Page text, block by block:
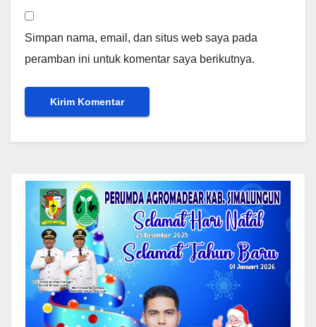
Simpan nama, email, dan situs web saya pada
peramban ini untuk komentar saya berikutnya.